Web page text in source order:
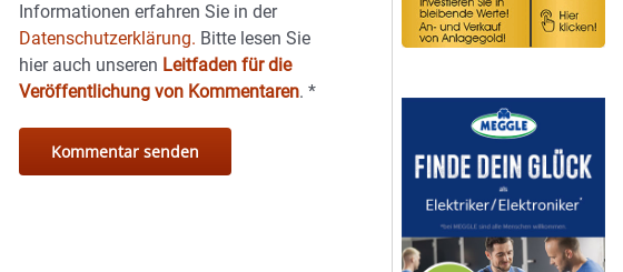
Informationen erfahren Sie in der
Datenschutzerklärung. Bitte lesen Sie
hier auch unseren Leitfaden für die
Veröffentlichung von Kommentaren.*